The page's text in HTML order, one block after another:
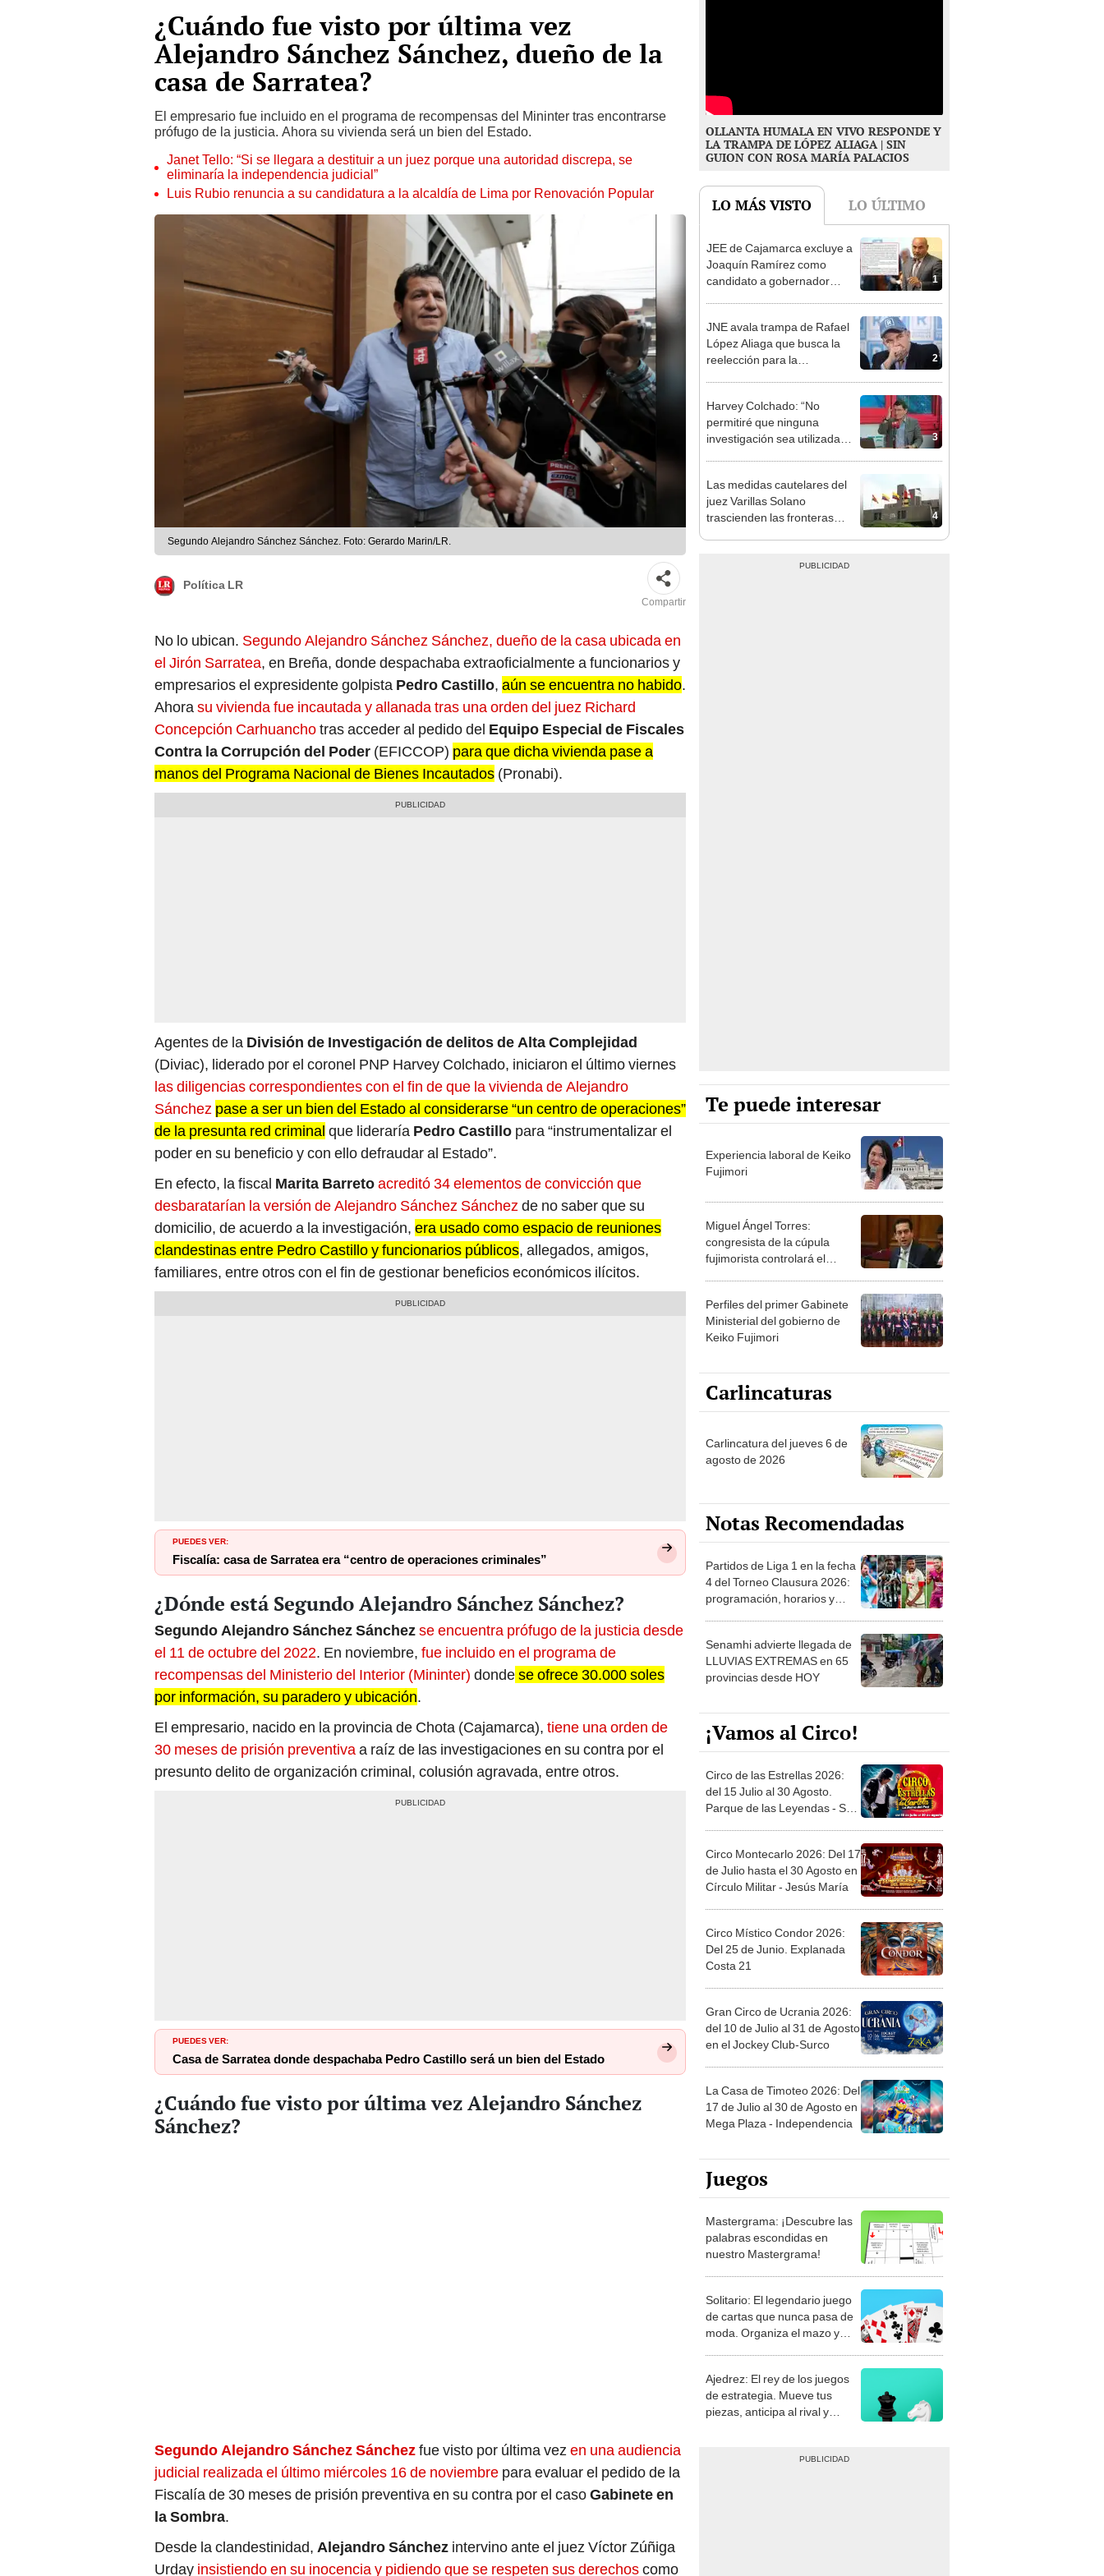
¿Cuándo fue visto por última vez
Alejandro Sánchez Sánchez, dueño de la
casa de Sarratea?
El empresario fue incluido en el programa de recompensas del Mininter tras encontrarse
prófugo de la justicia. Ahora su vivienda será un bien del Estado.
Janet Tello: “Si se llegara a destituir a un juez porque una autoridad discrepa, se
eliminaría la independencia judicial”
Luis Rubio renuncia a su candidatura a la alcaldía de Lima por Renovación Popular
Segundo Alejandro Sánchez Sánchez. Foto: Gerardo Marin/LR.
Política LR
Compartir
No lo ubican. Segundo Alejandro Sánchez Sánchez, dueño de la casa ubicada en
el Jirón Sarratea, en Breña, donde despachaba extraoficialmente a funcionarios y
empresarios el expresidente golpista Pedro Castillo, aún se encuentra no habido.
Ahorasu vivienda fue incautada y allanada tras una orden del juez Richard
Concepción Carhuanchotras acceder al pedido del Equipo Especial de Fiscales
Contra la Corrupción del Poder (EFICCOP) para que dicha vivienda pase a
manos del Programa Nacional de Bienes Incautados (Pronabi).
Agentes de la División de Investigación de delitos de Alta Complejidad
(Diviac), liderado por el coronel PNP Harvey Colchado, iniciaron el último viernes
las diligencias correspondientes con el fin de que la vivienda de Alejandro
Sánchez pase a ser un bien del Estado al considerarse “un centro de operaciones”
de la presunta red criminal que lideraría Pedro Castillo para “instrumentalizar el
poder en su beneficio y con ello defraudar al Estado”.
En efecto, la fiscal Marita Barretoacreditó 34 elementos de convicción que
desbaratarían la versión de Alejandro Sánchez Sánchezde no saber que su
domicilio, de acuerdo a la investigación, era usado como espacio de reuniones
clandestinas entre Pedro Castillo y funcionarios públicos, allegados, amigos,
familiares, entre otros con el fin de gestionar beneficios económicos ilícitos.
PUEDES VER:
Fiscalía: casa de Sarratea era “centro de operaciones criminales”
¿Dónde está Segundo Alejandro Sánchez Sánchez?
Segundo Alejandro Sánchez Sánchezse encuentra prófugo de la justicia desde
el 11 de octubre del 2022. En noviembre, fue incluido en el programa de
recompensas del Ministerio del Interior (Mininter) dondese ofrece 30.000 soles
por información, su paradero y ubicación.
El empresario, nacido en la provincia de Chota (Cajamarca), tiene una orden de
30 meses de prisión preventivaa raíz de las investigaciones en su contra por el
presunto delito de organización criminal, colusión agravada, entre otros.
PUEDES VER:
Casa de Sarratea donde despachaba Pedro Castillo será un bien del Estado
¿Cuándo fue visto por última vez Alejandro Sánchez
Sánchez?
Segundo Alejandro Sánchez Sánchezfue visto por última vezen una audiencia
judicial realizada el último miércoles 16 de noviembre para evaluar el pedido de la
Fiscalía de 30 meses de prisión preventiva en su contra por el casoGabinete en
la Sombra.
Desde la clandestinidad, Alejandro Sánchez intervino ante el juez Víctor Zúñiga
Urday insistiendo en su inocencia y pidiendo que se respeten sus derechoscomo
OLLANTA HUMALA EN VIVO RESPONDE Y
LA TRAMPA DE LÓPEZ ALIAGA | SIN
GUION CON ROSA MARÍA PALACIOS
LO MÁS VISTO LO ÚLTIMO
1
JEE de Cajamarca excluye a
Joaquín Ramírez como
candidato a gobernador
2
JNE avala trampa de Rafael
López Aliaga que busca la
reelección para la
3
Harvey Colchado: “No
permitiré que ninguna
investigación sea utilizada
4
Las medidas cautelares del
juez Varillas Solano
trascienden las fronteras
Te puede interesar
Experiencia laboral de Keiko
Fujimori
Miguel Ángel Torres:
congresista de la cúpula
fujimorista controlará el
Perfiles del primer Gabinete
Ministerial del gobierno de
Keiko Fujimori
Carlincaturas
Carlincatura del jueves 6 de
agosto de 2026
Notas Recomendadas
Partidos de Liga 1 en la fecha
4 del Torneo Clausura 2026:
programación, horarios y
Senamhi advierte llegada de
LLUVIAS EXTREMAS en 65
provincias desde HOY
¡Vamos al Circo!
Circo de las Estrellas 2026:
del 15 Julio al 30 Agosto.
Parque de las Leyendas - San
Circo Montecarlo 2026: Del 17
de Julio hasta el 30 Agosto en
Círculo Militar - Jesús María
Circo Místico Condor 2026:
Del 25 de Junio. Explanada
Costa 21
Gran Circo de Ucrania 2026:
del 10 de Julio al 31 de Agosto
en el Jockey Club-Surco
La Casa de Timoteo 2026: Del
17 de Julio al 30 de Agosto en
Mega Plaza - Independencia
Juegos
Mastergrama: ¡Descubre las
palabras escondidas en
nuestro Mastergrama!
Solitario: El legendario juego
de cartas que nunca pasa de
moda. Organiza el mazo y
Ajedrez: El rey de los juegos
de estrategia. Mueve tus
piezas, anticipa al rival y